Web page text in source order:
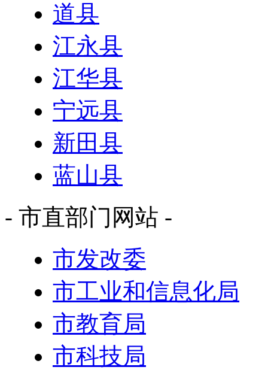
道县
江永县
江华县
宁远县
新田县
蓝山县
- 市直部门网站 -
市发改委
市工业和信息化局
市教育局
市科技局